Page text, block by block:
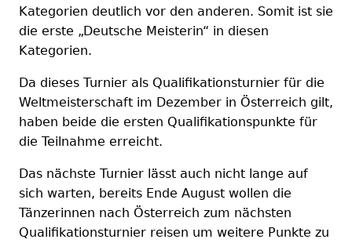
Kategorien deutlich vor den anderen. Somit ist sie
die erste „Deutsche Meisterin“ in diesen
Kategorien.
Da dieses Turnier als Qualifikationsturnier für die
Weltmeisterschaft im Dezember in Österreich gilt,
haben beide die ersten Qualifikationspunkte für
die Teilnahme erreicht.
Das nächste Turnier lässt auch nicht lange auf
sich warten, bereits Ende August wollen die
Tänzerinnen nach Österreich zum nächsten
Qualifikationsturnier reisen um weitere Punkte zu